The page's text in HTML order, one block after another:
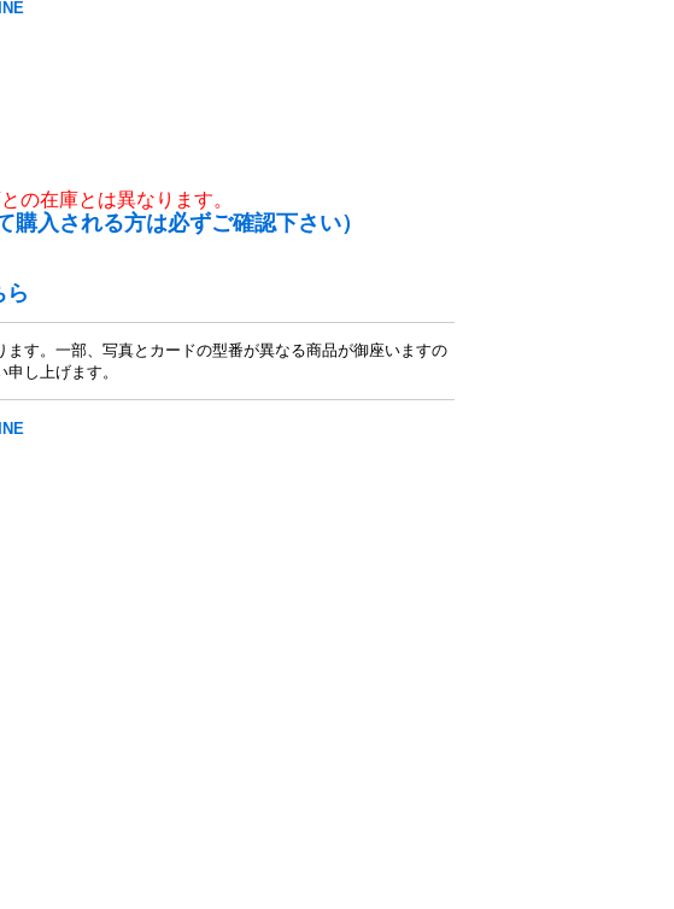
の在庫とは異なります。
入される方は必ずご確認下さい）
ら
す。一部、写真とカードの型番が異なる商品が御座いますの
し上げます。